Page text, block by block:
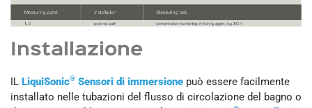
Installazione
IL LiquiSonic® Sensori di immersione può essere facilmente
installato nelle tubazioni del flusso di circolazione del bagno o